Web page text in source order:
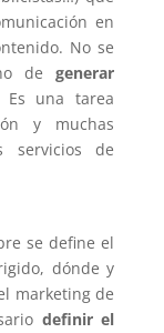
en
No se
degenerar
una tarea
y muchas
servicios de
se define el
dónde y
marketing de
definir el